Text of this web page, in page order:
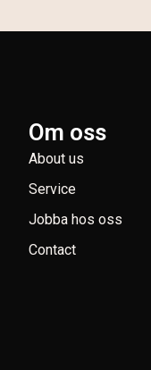
Om oss
About us
Service
Jobba hos oss
Contact